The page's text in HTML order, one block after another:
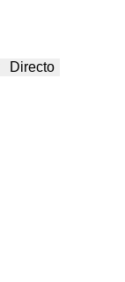
Directo